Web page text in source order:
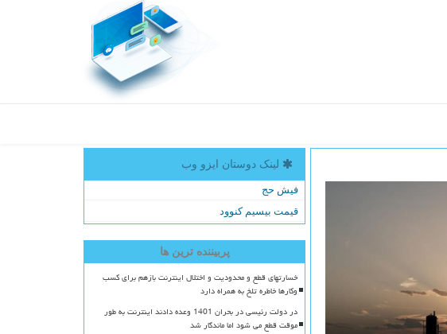
لینک دوستان ایزو وب
فیش حج
قیمت بیسیم کنوود
پربیننده ترین ها
خسارتهای قطع و محدودیت و اختلال اینترنت بازهم برای کسب
وکارها خاطره تلخ به همراه دارد
در دولت رئیسی در بحران 1401 وعده دادند اینترنت به طور
موقت قطع می شود اما ماندگار شد